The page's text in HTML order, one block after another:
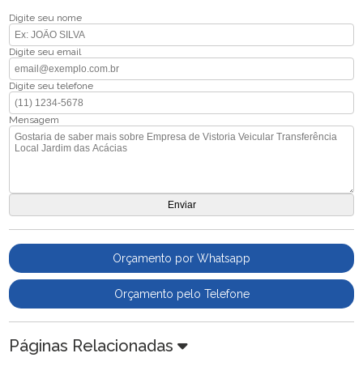
Digite seu nome
Digite seu email
Digite seu telefone
Mensagem
Orçamento por Whatsapp
Orçamento pelo Telefone
Páginas Relacionadas